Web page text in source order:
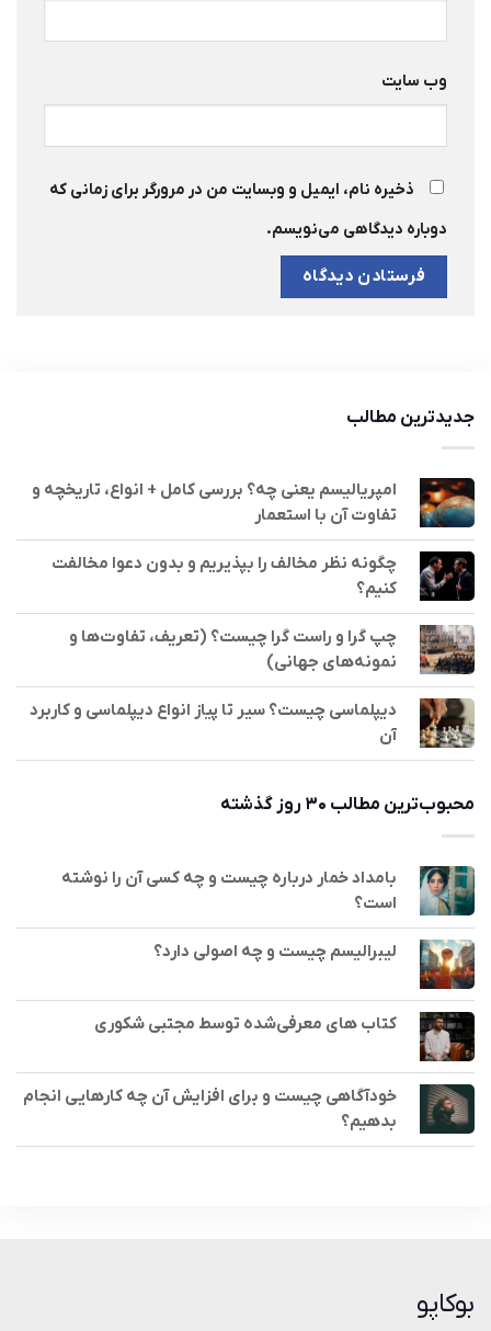
وب‌ سایت
ذخیره نام، ایمیل و وبسایت من در مرورگر برای زمانی که
دوباره دیدگاهی می‌نویسم.
جدیدترین مطالب
امپریالیسم یعنی چه؟ بررسی کامل + انواع، تاریخچه و
تفاوت آن با استعمار
چگونه نظر مخالف را بپذیریم و بدون دعوا مخالفت
کنیم؟
چپ گرا و راست گرا چیست؟ (تعریف، تفاوت‌ها و
نمونه‌های جهانی)
دیپلماسی چیست؟ سیر تا پیاز انواع دیپلماسی و کاربرد
آن
محبوب‌ترین مطالب ۳۰ روز گذشته
بامداد خمار درباره چیست و چه کسی آن را نوشته
است؟
لیبرالیسم چیست و چه اصولی دارد؟
کتاب های معرفی‌شده توسط مجتبی شکوری
خودآگاهی چیست و برای افزایش آن چه کارهایی انجام
بدهیم؟
بوکاپو